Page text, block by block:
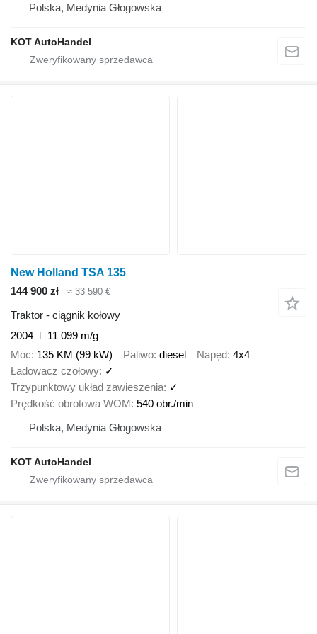
Polska, Medynia Głogowska
KOT AutoHandel
New Holland TSA 135
144 900 zł
≈ 33 590 €
Traktor - ciągnik kołowy
2004
11 099 m/g
Moc 135 KM (99 kW) Paliwo diesel Napęd 4x4
Ładowacz czołowy ✓
Trzypunktowy układ zawieszenia ✓
Prędkość obrotowa WOM 540 obr./min
Polska, Medynia Głogowska
KOT AutoHandel